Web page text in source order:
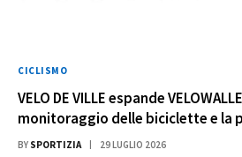
CICLISMO
VELO DE VILLE espande
monitoraggio delle biciclette e la
BY SPORTIZIA 29 LUGLIO 2026